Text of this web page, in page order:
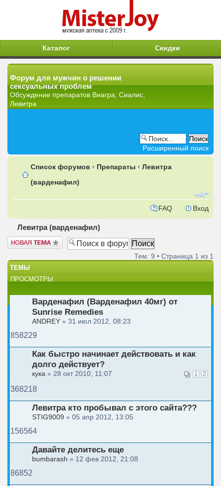
Каталог Скидки
Форум для мужчин о решении
сексуальных проблем
Обсуждение препаратов Виагра, Сиалис,
Левитра
Расширенный поиск
Список форумов ‹ Препараты ‹ Левитра
(варденафил)
FAQ Вход
Левитра (варденафил)
Новая тема
Тем: 9 • Страница 1 из 1
ТЕМЫ
ПРОСМОТРЫ
Варденафил (Варденафил 40мг) от
Sunrise Remedies
ANDREY » 31 июл 2012, 08:23
858229
Как быстро начинает действовать и как
долго действует?
1 2
кука » 28 окт 2010, 11:07
368218
Левитра кто пробывал с этого сайта???
STIG9009 » 05 апр 2012, 13:05
156564
Давайте делитесь еще
bumbarash » 12 фев 2012, 21:08
86852